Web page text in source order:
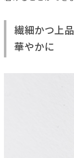
繊細かつ上
華やかに